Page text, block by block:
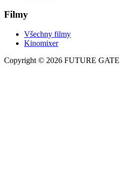
Filmy
Všechny filmy
Kinomixer
Copyright © 2026 FUTURE GATE